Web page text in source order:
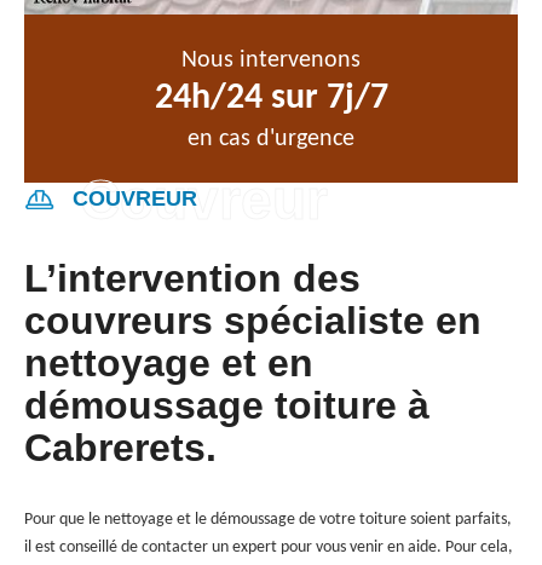
Nous intervenons
24h/24 sur 7j/7
en cas d'urgence
COUVREUR
L’intervention des
couvreurs spécialiste en
nettoyage et en
démoussage toiture à
Cabrerets.
Pour que le nettoyage et le démoussage de votre toiture soient parfaits,
il est conseillé de contacter un expert pour vous venir en aide. Pour cela,